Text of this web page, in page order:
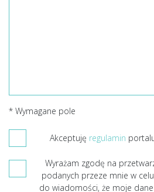
* Wymagane pole
Akceptuję regulamin
Wyrażam zgodę na
podanych przeze mnie w
do wiadomości, że moje